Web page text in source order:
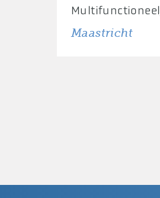
Multifunctioneel
Maastricht